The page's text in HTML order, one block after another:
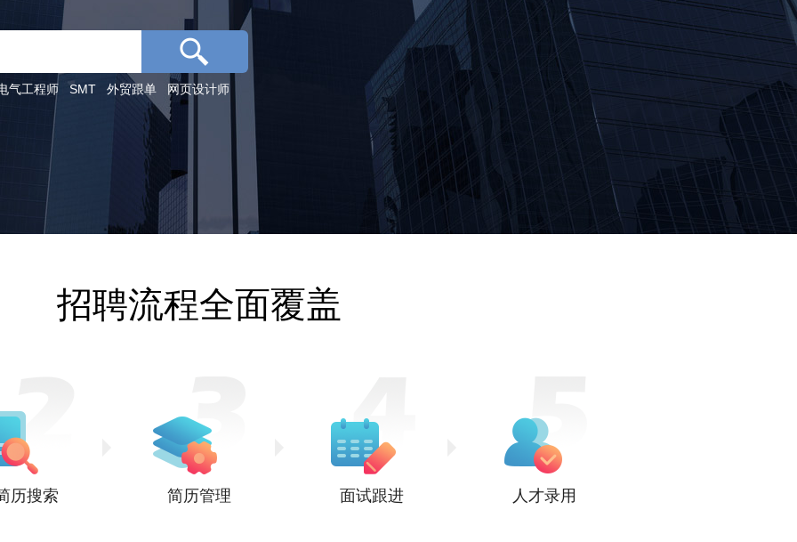
气工程师 SMT 外贸跟单 网页设计师
招聘流程全面覆盖
历搜索 简历管理 面试跟进 人才录用